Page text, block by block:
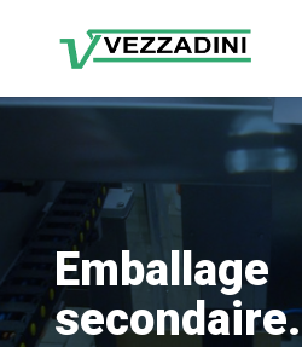
Emballage
secondaire.